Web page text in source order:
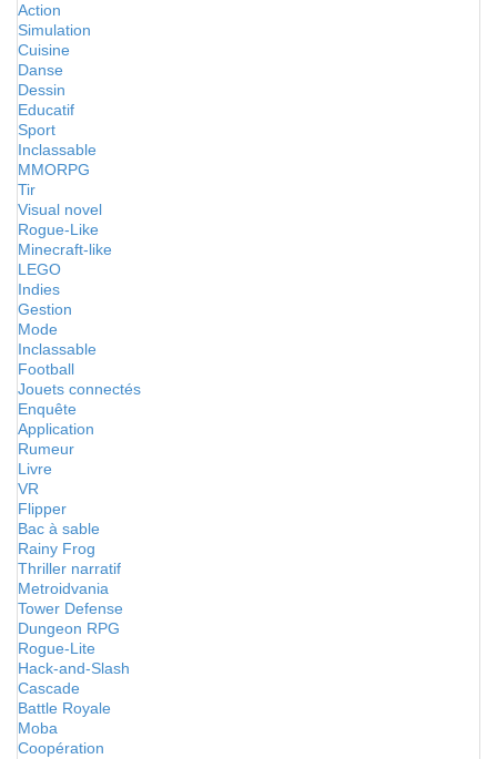
Action
Simulation
Cuisine
Danse
Dessin
Educatif
Sport
Inclassable
MMORPG
Tir
Visual novel
Rogue-Like
Minecraft-like
LEGO
Indies
Gestion
Mode
Inclassable
Football
Jouets connectés
Enquête
Application
Rumeur
Livre
VR
Flipper
Bac à sable
Rainy Frog
Thriller narratif
Metroidvania
Tower Defense
Dungeon RPG
Rogue-Lite
Hack-and-Slash
Cascade
Battle Royale
Moba
Coopération